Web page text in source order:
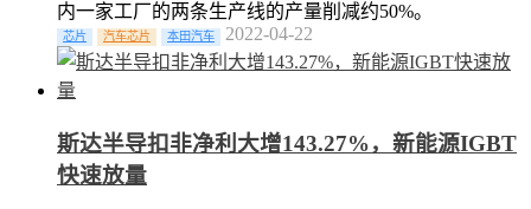
内一家工厂的两条生产线的产量削减约50%。
芯片 汽车芯片 本田汽车 2022-04-22
斯达半导扣非净利大增143.27%，新能源IGBT
快速放量